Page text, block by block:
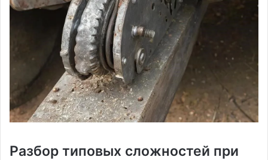
Разбор типовых сложностей при